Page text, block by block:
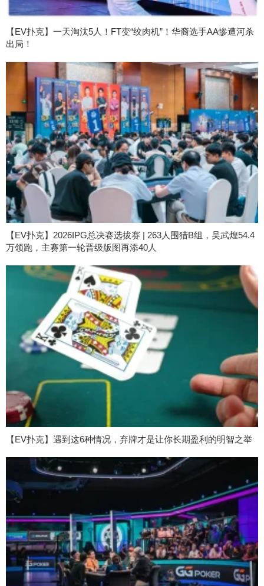
【EV扑克】一天淘汰5人！FT变“绞肉机”！华裔选手AA惨遭河杀
出局！
【EV扑克】2026IPG总决赛选拔赛 | 263人围猎B组，吴武煌54.4
万领跑，主赛第一轮晋级版图再添40人
【EV扑克】遇到这6种情况，弃牌才是让你长期盈利的明智之举